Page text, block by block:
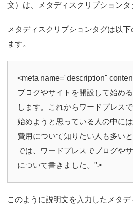
文）は、メタディスクリプションタ
メタディスクリプションタグは以
ます。
<meta name="description"
ブログやサイトを開設して始め
します。これからワードプレス
始めようと思っている人の中に
費用について知りたい人も多い
では、ワードプレスでブログや
について書きました。">
このように説明文を入力したメタ